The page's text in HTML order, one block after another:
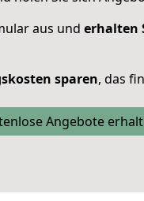
aus und erhalten
sparen, das
Angebote